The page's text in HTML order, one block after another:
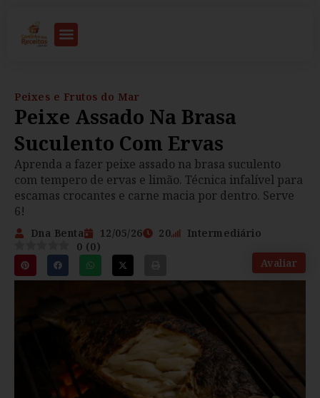
Peixes e Frutos do Mar
Peixe Assado Na Brasa
Suculento Com Ervas
Aprenda a fazer peixe assado na brasa suculento
com tempero de ervas e limão. Técnica infalível para
escamas crocantes e carne macia por dentro. Serve
6!
Dna Benta 12/05/26 20
Intermediário
0 (0)
Avaliar